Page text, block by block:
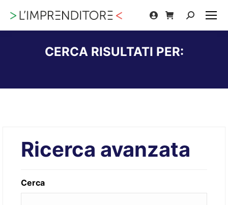
Cerca:
CERCA RISULTATI PER:
Ricerca avanzata
Cerca